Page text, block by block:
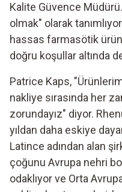
Kalite Güvence
olmak" olarak
hassas farmasötik
doğru koşullar altında
Patrice Kaps,
nakliye sırasında her
zorundayız" diyor.
yıldan daha eskiye
Latince adından alan
çoğunu Avrupa nehri
odaklıyor ve Orta